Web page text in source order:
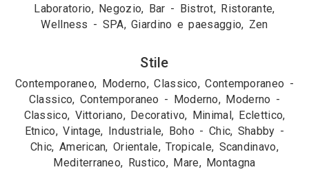
Laboratorio, Negozio, Bar - Bistrot, Ristorante,
Wellness - SPA, Giardino e paesaggio, Zen
Stile
Contemporaneo, Moderno, Classico, Contemporaneo -
Classico, Contemporaneo - Moderno, Moderno -
Classico, Vittoriano, Decorativo, Minimal, Eclettico,
Etnico, Vintage, Industriale, Boho - Chic, Shabby -
Chic, American, Orientale, Tropicale, Scandinavo,
Mediterraneo, Rustico, Mare, Montagna